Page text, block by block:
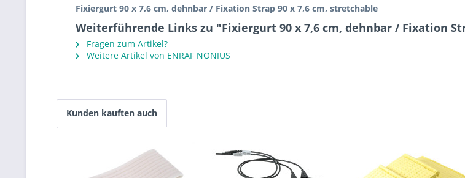
Fixiergurt 90 x 7,6 cm, dehnbar / Fixation Strap 90 x 7,6 cm, stretchable
Weiterführende Links zu "Fixiergurt 90 x 7,6 cm, dehnbar / Fixation
Fragen zum Artikel?
Weitere Artikel von ENRAF NONIUS
Kunden kauften auch